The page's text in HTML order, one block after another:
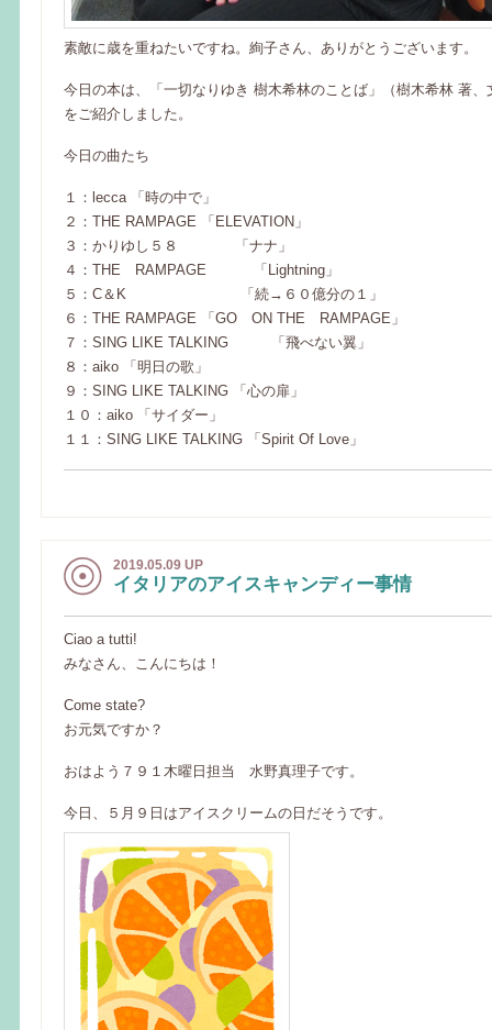
素敵に歳を重ねたいですね。絢子さん、ありがとうございます。
今日の本は、「一切なりゆき 樹木希林のことば」（樹木希林 著、
をご紹介しました。
今日の曲たち
１：lecca 「時の中で」
２：THE RAMPAGE 「ELEVATION」
３：かりゆし５８ 「ナナ」
４：THE RAMPAGE 「Lightning」
５：C＆K 「続→６０億分の１」
６：THE RAMPAGE 「GO ON THE RAMPAGE」
７：SING LIKE TALKING 「飛べない翼」
８：aiko 「明日の歌」
９：SING LIKE TALKING 「心の扉」
１０：aiko 「サイダー」
１１：SING LIKE TALKING 「Spirit Of Love」
2019.05.09 UP
イタリアのアイスキャンディー事情
Ciao a tutti!
みなさん、こんにちは！
Come state?
お元気ですか？
おはよう７９１木曜日担当 水野真理子です。
今日、５月９日はアイスクリームの日だそうです。